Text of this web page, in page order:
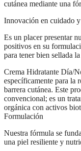
cutánea mediante una
Innovación en cuidado
Es un placer presentar
positivos en su
para tener bien sellada
Crema Hidratante Día/
específicamente para la
barrera cutánea. Este
convencional; es un
orgánica con activos
Formulación
Nuestra fórmula se
una piel resiliente y